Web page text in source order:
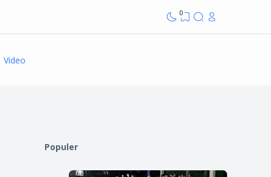
0
Video
Populer